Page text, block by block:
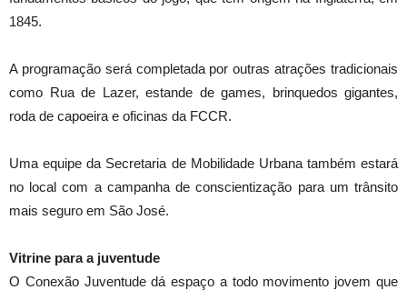
1845.
A programação será completada por outras atrações tradicionais
como Rua de Lazer, estande de games, brinquedos gigantes,
roda de capoeira e oficinas da FCCR.
Uma equipe da Secretaria de Mobilidade Urbana também estará
no local com a campanha de conscientização para um trânsito
mais seguro em São José.
Vitrine para a juventude
O Conexão Juventude dá espaço a todo movimento jovem que